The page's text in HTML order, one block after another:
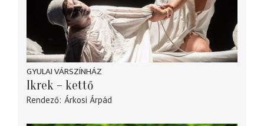
GYULAI VÁRSZÍNHÁZ
Ikrek – kettő
Rendező Árkosi Árpád